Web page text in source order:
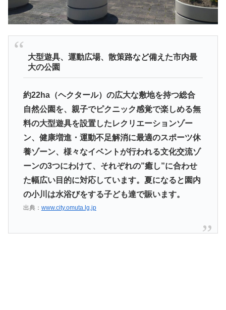
大型遊具、運動広場、散策路など備えた市内最
大の公園
約22ha（ヘクタール）の広大な敷地を持つ総合
自然公園を、親子でピクニック感覚で楽しめる無
料の大型遊具を設置したレクリエーションゾー
ン、健康増進・運動不足解消に最適のスポーツ休
養ゾーン、様々なイベントが行われる文化交流ゾ
ーンの3つにわけて、それぞれの”癒し”に合わせ
た幅広い目的に対応しています。夏になると園内
の小川は水浴びをする子ども達で賑います。
出典： www.city.omuta.lg.jp